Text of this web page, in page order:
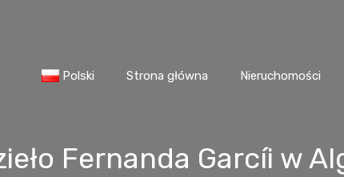
Polski Strona główna Nieruchomości
Fernanda Garcíi w